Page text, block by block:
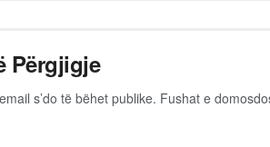
Përgjigje
s’do të bëhet publike. Fushat e